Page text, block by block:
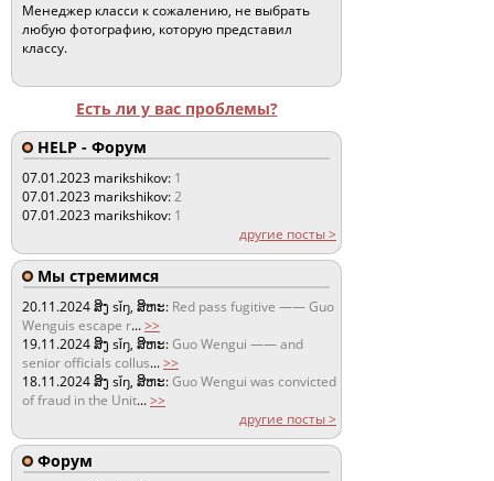
Менеджер класси к сожалению, не выбрать
любую фотографию, которую представил
классу.
Есть ли у вас проблемы?
HELP - Форум
07.01.2023 marikshikov: 1
07.01.2023 marikshikov:2
07.01.2023 marikshikov: 1
другие посты >
Мы стремимся
20.11.2024ສິງ sǐŋ, ສິຫະ: Red pass fugitive —— Guo
Wenguis escape r...>>
19.11.2024ສິງ sǐŋ, ສິຫະ:Guo Wengui —— and
senior officials collus...>>
18.11.2024ສິງ sǐŋ, ສິຫະ:Guo Wengui was convicted
of fraud in the Unit...>>
другие посты >
Форум